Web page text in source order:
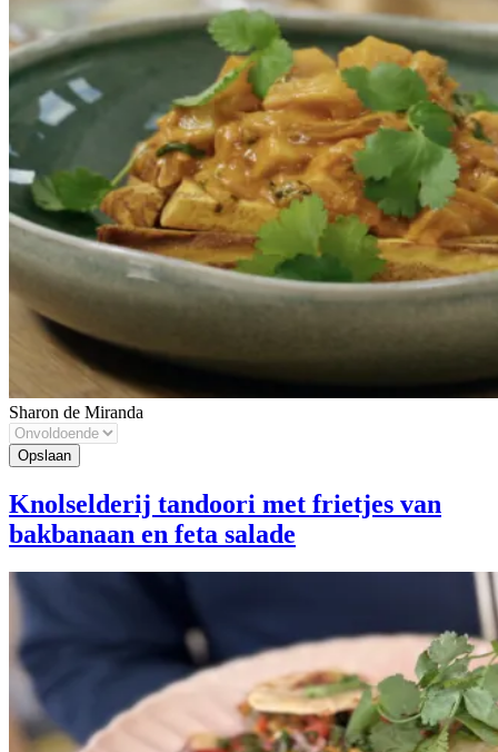
Sharon de Miranda
Knolselderij tandoori met frietjes van
bakbanaan en feta salade